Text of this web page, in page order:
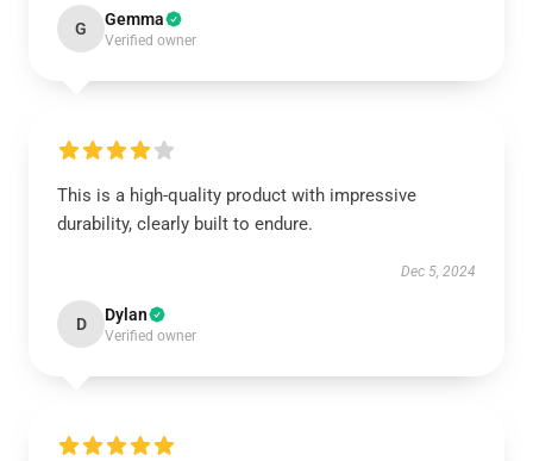
G Gemma
Verified owner
This is a high-quality product with impressive
durability, clearly built to endure.
Dec 5, 2024
D Dylan
Verified owner